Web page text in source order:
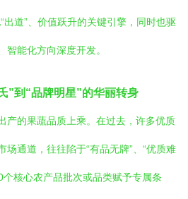
出道”、价值跃升的关键引擎，同时也驱
能化方向深度开发。
”到“品牌明星”的华丽转身
产的果蔬品质上乘。在过去，许多优质
场通道，往往陷于“有品无牌”、“优质难
核心农产品批次或品类赋予专属条